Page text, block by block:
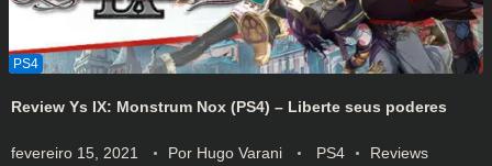
Review Ys IX: Monstrum Nox (PS4) – Liberte seus poderes
fevereiro 15, 2021 Por Hugo Varani PS4 Reviews